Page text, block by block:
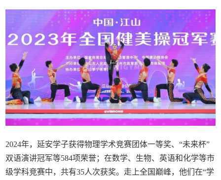
2024年，延安学子获得物理学术竞赛团体一等奖、“未来杯”
双语演讲冠军等584项荣誉；在数学、生物、英语和化学等市
级学科竞赛中，共有35人次获奖。走上全国巅峰，他们在“学